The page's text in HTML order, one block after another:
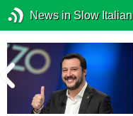
News in Slow Italian